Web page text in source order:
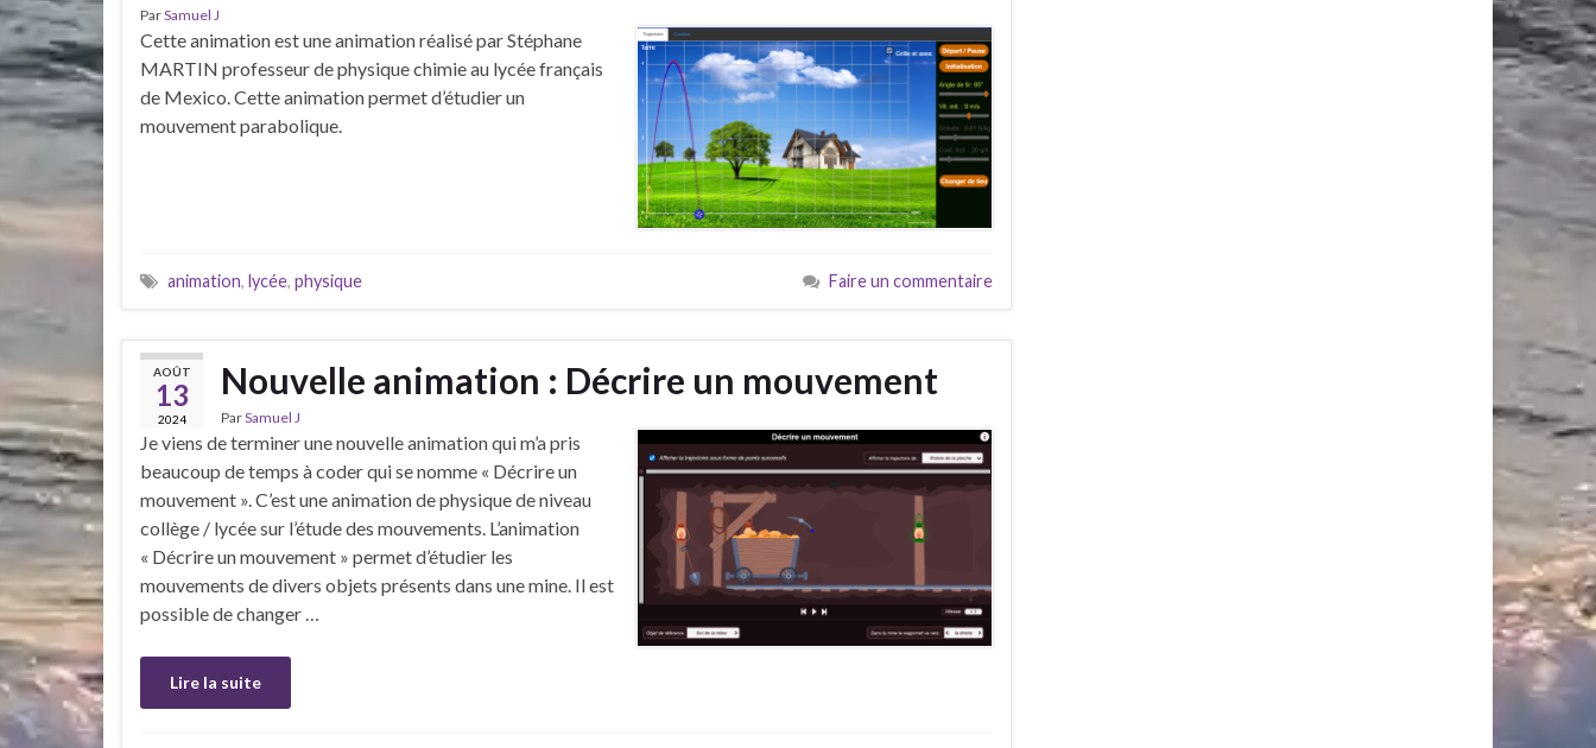
ParSamuel J
Cette animation est une animation réalisé par Stéphane
MARTIN professeur de physique chimie au lycée français
de Mexico. Cette animation permet d’étudier un
mouvement parabolique.
animation, lycée, physique Faire un commentaire
AOÛT
13
2024
Nouvelle animation : Décrire un mouvement
ParSamuel J
Je viens de terminer une nouvelle animation qui m’a pris
beaucoup de temps à coder qui se nomme « Décrire un
mouvement ». C’est une animation de physique de niveau
collège / lycée sur l’étude des mouvements. L’animation
« Décrire un mouvement » permet d’étudier les
mouvements de divers objets présents dans une mine. Il est
possible de changer …
Lire la suite